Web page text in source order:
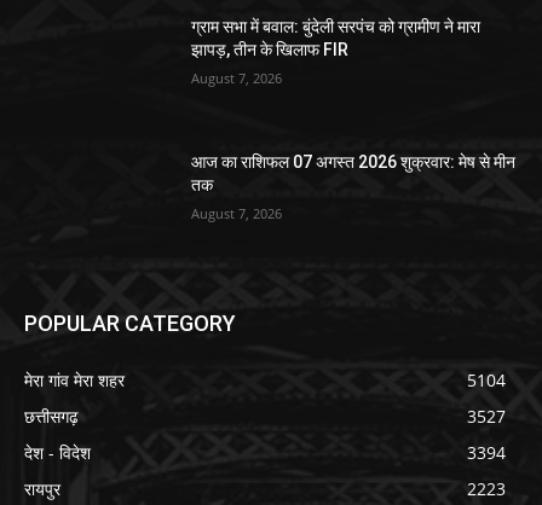
ग्राम सभा में बवाल: बुंदेली सरपंच को ग्रामीण ने मारा
झापड़, तीन के खिलाफ FIR
August 7, 2026
आज का राशिफल 07 अगस्त 2026 शुक्रवार: मेष से मीन
तक
August 7, 2026
POPULAR CATEGORY
मेरा गांव मेरा शहर
5104
छत्तीसगढ़
3527
देश - विदेश
3394
रायपुर
2223